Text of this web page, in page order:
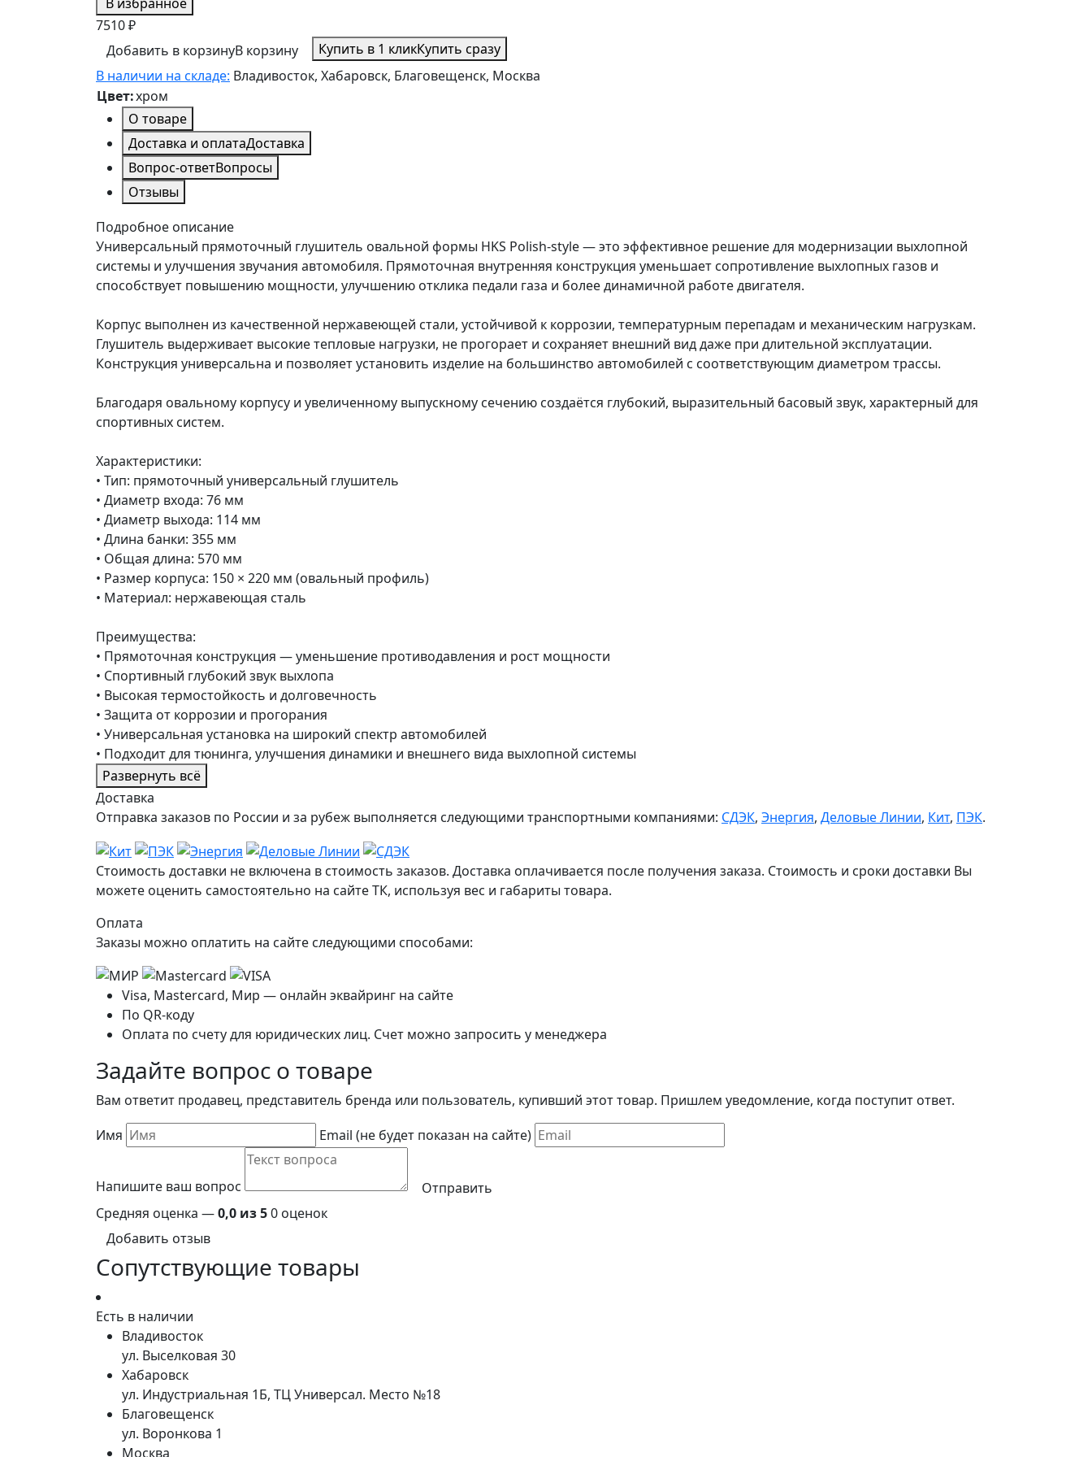
7510 ₽
Добавить в корзинуВ корзину Купить в 1 кликКупить сразу
В наличии на складе: Владивосток, Хабаровск, Благовещенск, Москва
Цвет:хром
О товаре
Доставка и оплатаДоставка
Вопрос-ответВопросы
Отзывы
Подробное описание
Универсальный прямоточный глушитель овальной формы HKS Polish-style — это эффективное решение для модернизации выхлопной
системы и улучшения звучания автомобиля. Прямоточная внутренняя конструкция уменьшает сопротивление выхлопных газов и
способствует повышению мощности, улучшению отклика педали газа и более динамичной работе двигателя.
Корпус выполнен из качественной нержавеющей стали, устойчивой к коррозии, температурным перепадам и механическим нагрузкам.
Глушитель выдерживает высокие тепловые нагрузки, не прогорает и сохраняет внешний вид даже при длительной эксплуатации.
Конструкция универсальна и позволяет установить изделие на большинство автомобилей с соответствующим диаметром трассы.
Благодаря овальному корпусу и увеличенному выпускному сечению создаётся глубокий, выразительный басовый звук, характерный для
спортивных систем.
Характеристики:
• Тип: прямоточный универсальный глушитель
• Диаметр входа: 76 мм
• Диаметр выхода: 114 мм
• Длина банки: 355 мм
• Общая длина: 570 мм
• Размер корпуса: 150 × 220 мм (овальный профиль)
• Материал: нержавеющая сталь
Преимущества:
• Прямоточная конструкция — уменьшение противодавления и рост мощности
• Спортивный глубокий звук выхлопа
• Высокая термостойкость и долговечность
• Защита от коррозии и прогорания
• Универсальная установка на широкий спектр автомобилей
• Подходит для тюнинга, улучшения динамики и внешнего вида выхлопной системы
Развернуть всё
Доставка
Отправка заказов по России и за рубеж выполняется следующими транспортными компаниями: СДЭК, Энергия, Деловые Линии, Кит, ПЭК.
Стоимость доставки не включена в стоимость заказов. Доставка оплачивается после получения заказа. Стоимость и сроки доставки Вы
можете оценить самостоятельно на сайте ТК, используя вес и габариты товара.
Оплата
Заказы можно оплатить на сайте следующими способами:
Visa, Mastercard, Мир — онлайн эквайринг на сайте
По QR-коду
Оплата по счету для юридических лиц. Счет можно запросить у менеджера
Задайте вопрос о товаре
Вам ответит продавец, представитель бренда или пользователь, купивший этот товар. Пришлем уведомление, когда поступит ответ.
Имя
Email (не будет показан на сайте)
Напишите ваш вопрос
Отправить
Средняя оценка —0,0 из 50 оценок
Добавить отзыв
Сопутствующие товары
Есть в наличии
Владивосток
ул. Выселковая 30
Хабаровск
ул. Индустриальная 1Б, ТЦ Универсал. Место №18
Благовещенск
ул. Воронкова 1
Москва